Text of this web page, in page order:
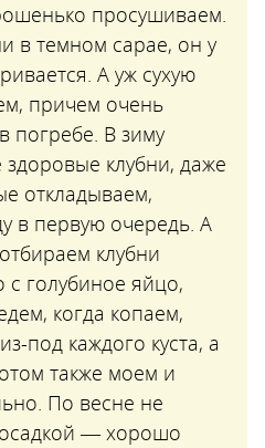
просушиваем.
в темном сарае, он у
А уж сухую
причем очень
погребе. В зиму
клубни, даже
откладываем,
в первую очередь. А
клубни
голубиное яйцо,
когда копаем,
под каждого куста, а
также моем и
По весне не
— хорошо